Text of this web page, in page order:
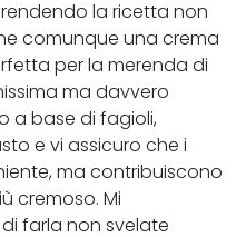
la ricetta non
comunque una crema
per la merenda di
ma davvero
a base di fagioli,
e vi assicuro che i
ma contribuiscono
cremoso. Mi
farla non svelate